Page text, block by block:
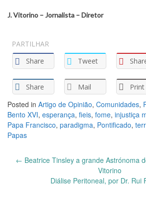
J. Vitorino – Jornalista – Diretor
PARTILHAR
Share
Tweet
Share Mail Print
Posted in Artigo de Opinião, Comunidades,
Bento XVI, esperança, fieis, fome, injustiça
Papa Francisco, paradigma, Pontificado,
Papas
Post
← Beatrice Tinsley a grande Astrónoma
Vitorino
Diálise Peritoneal, por Dr. Rui